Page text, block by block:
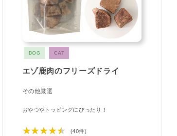
DOG CAT
エゾ鹿肉のフリーズドライ
その他厳選
おやつやトッピングにぴったり！
★★★★★ (40件)